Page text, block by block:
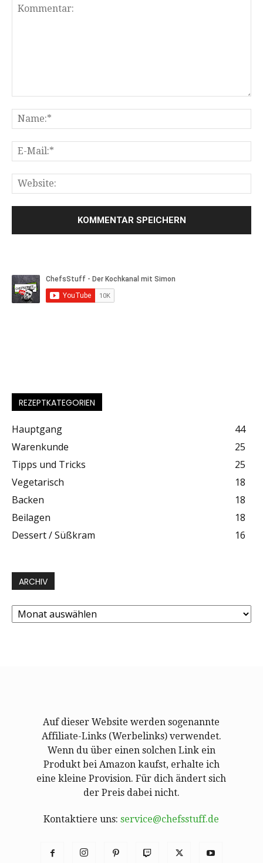
REZEPTKATEGORIEN
Hauptgang
44
Warenkunde
25
Tipps und Tricks
25
Vegetarisch
18
Backen
18
Beilagen
18
Dessert / Süßkram
16
ARCHIV
Archiv
Auf dieser Website werden sogenannte
Affiliate-Links (Werbelinks) verwendet.
Wenn du über einen solchen Link ein
Produkt bei Amazon kaufst, erhalte ich
eine kleine Provision. Für dich ändert sich
der Preis dabei nicht.
Kontaktiere uns:service@chefsstuff.de